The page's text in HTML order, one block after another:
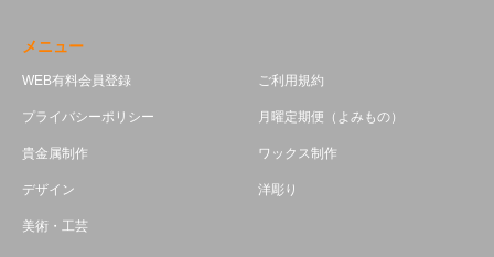
メニュー
WEB有料会員登録 ご利用規約
プライバシーポリシー 月曜定期便（よみもの）
貴金属制作 ワックス制作
デザイン 洋彫り
美術・工芸